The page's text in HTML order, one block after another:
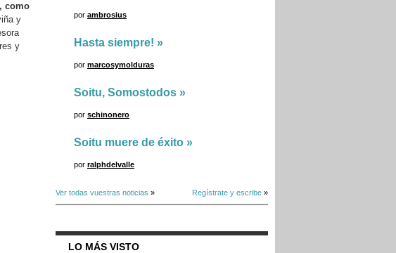
como
y
y
por ambrosius
Hasta siempre! »
por marcosymolduras
Soitu, Somostodos »
por schinonero
Soitu muere de éxito »
por ralphdelvalle
Ver todas vuestras noticias » Regístrate y escribe »
LO MÁS VISTO